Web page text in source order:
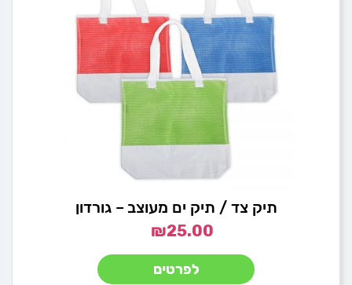
תיק צד / תיק ים מעוצב – גורדון
₪25.00
לפרטים